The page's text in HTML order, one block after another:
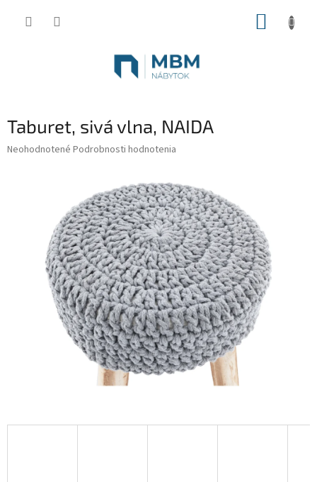
Taburet, sivá vlna, NAIDA
Priemerné
hviezdičiek.
Neohodnotené Podrobnosti hodnotenia